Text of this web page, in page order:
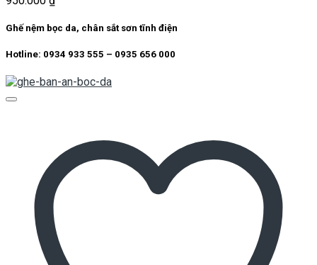
Ghế nệm bọc da, chân sắt sơn tĩnh điện
Hotline: 0934 933 555 – 0935 656 000